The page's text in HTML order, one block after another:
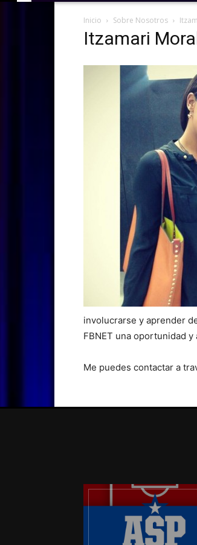
Inicio Sobre Nosotros
Itzamari
involucrarse y aprender
FBNET una oportunidad y
Me puedes contactar a